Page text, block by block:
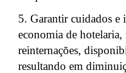
Garantir cuidados e
economia de hotelaria,
reinternações,
resultando em